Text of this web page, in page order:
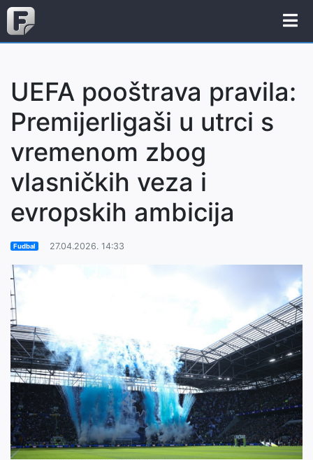
UEFA pooštrava pravila:
Premijerligaši u utrci s
vremenom zbog
vlasničkih veza i
evropskih ambicija
Fudbal 27.04.2026. 14:33